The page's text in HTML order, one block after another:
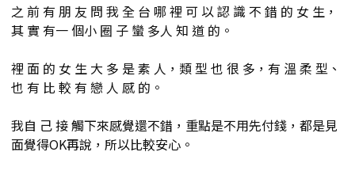
之 前 有 朋 友 問 我 全 台 哪 裡 可 以 認 識 不 錯 的 女 生，
其 實 有一 個小 圈 子 蠻 多人 知 道 的。
裡 面 的 女 生 大 多 是 素 人，類 型 也 很 多，有 溫 柔 型、
也 有 比 較 有 戀 人 感 的。
我自 己 接 觸下來感覺還不錯，重點是不用先付錢，都是見
面覺得OK再說，所以比較安心。